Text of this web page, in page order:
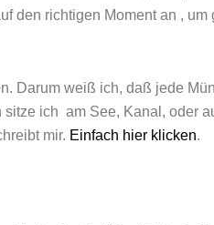
den richtigen Moment an ,
Darum weiß ich, daß jede
ich am See, Kanal, oder
mir. Einfach hier klicken.